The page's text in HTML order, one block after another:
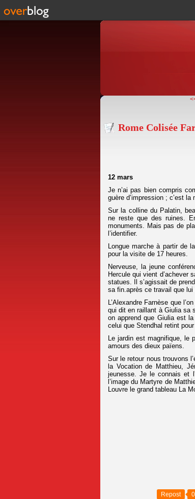
Rome Colisée
12 mars
Je n’ai pas bien compris
guère d’impression ; c’est la
Sur la colline du Palatin,
ne reste que des ruines.
monuments. Mais pas de
l’identifier.
Longue marche à partir de
pour la visite de 17 heures.
Nerveuse, la jeune
Hercule qui vient d’achever
statues. Il s’agissait de
sa fin.après ce travail que
L’Alexandre Farnèse que
qui dit en raillant à Giulia sa
on apprend que Giulia est
celui que Stendhal retint
Le jardin est magnifique, le
amours des dieux païens.
Sur le retour nous trouvons
la Vocation de Matthieu,
jeunesse. Je le connais et
l’image du Martyre de
Louvre le grand tableau La
Repost 0